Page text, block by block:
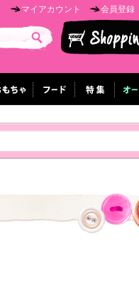
会員登録
マイアカウント